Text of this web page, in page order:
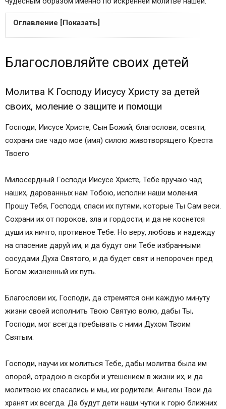
Оглавление [Показать]
Молитва К Господу Иисусу Христу за детей
Молитва матери за детей
Молитва к Иисусу Христу за детей
Молитвы на здоровье ребёнку
Молитва к Иисусу Христу за детей (Моление о
Молитва к Троице за детей
Молитва Богородице за чад своих
В болезнях младенцев
Святой мученице Параскеве, нареченной
Пятница
При порче детей и об исцелении от «родимца»
Великомученику Никите
При нарушении сна у младенцев
Максимилиану, Иамвлиху, Мартиниану, Иоанну,
Дионисию, Ексакустодиану и Антонину
О покровительстве детям
Праведному Симеону Богоприимцу
О развитии ума у детей и помощи в учении
Молитва ко Пресвятой Богородице пред
иконой Ее «Подательница ума» или
«Прибавление ума»
Благословляйте своих детей
Молитва К Господу Иисусу Христу за детей
своих, моление о защите и помощи
Господи, Иисусе Христе, Сын Божий, благослови, освяти,
сохрани сие чадо мое (имя) силою животворящего Креста
Твоего
Милосердный Господи Иисусе Христе, Тебе вручаю чад
наших, дарованных нам Тобою, исполни наши моления.
Прошу Тебя, Господи, спаси их путями, которые Ты Сам веси.
Сохрани их от пороков, зла и гордости, и да не коснется
души их ничто, противное Тебе. Но веру, любовь и надежду
на спасение даруй им, и да будут они Тебе избранными
сосудами Духа Святого, и да будет свят и непорочен пред
Богом жизненный их путь.
Благослови их, Господи, да стремятся они каждую минуту
жизни своей исполнить Твою Святую волю, дабы Ты,
Господи, мог всегда пребывать с ними Духом Твоим
Святым.
Господи, научи их молиться Тебе, дабы молитва была им
опорой, отрадою в скорби и утешением в жизни их, и да
молитвою их спасались и мы, их родители. Ангелы Твои да
хранят их всегда. Да будут дети наши чутки к горю ближних